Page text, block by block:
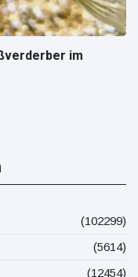
im
(102299)
(5614)
(12454)